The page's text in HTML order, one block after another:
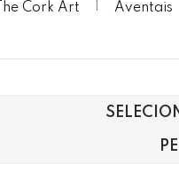
The Cork Art Aventais